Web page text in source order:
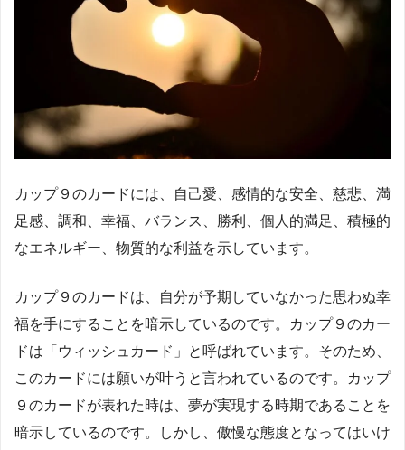
カップ９のカードには、自己愛、感情的な安全、慈悲、満
足感、調和、幸福、バランス、勝利、個人的満足、積極的
なエネルギー、物質的な利益を示しています。
カップ９のカードは、自分が予期していなかった思わぬ幸
福を手にすることを暗示しているのです。カップ９のカー
ドは「ウィッシュカード」と呼ばれています。そのため、
このカードには願いが叶うと言われているのです。カップ
９のカードが表れた時は、夢が実現する時期であることを
暗示しているのです。しかし、傲慢な態度となってはいけ